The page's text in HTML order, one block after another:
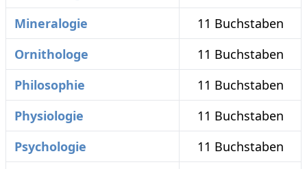
Mineralogie
11 Buchstaben
Ornithologe
11 Buchstaben
Philosophie
11 Buchstaben
Physiologie
11 Buchstaben
Psychologie
11 Buchstaben